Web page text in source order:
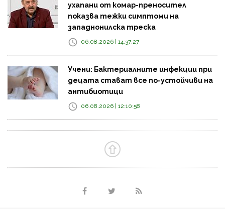
ухапани от комар-преносител
показва тежки симптоми на
западнонилска треска
06.08.2026 | 14:37:27
Учени: Бактериалните инфекции при
децата стават все по-устойчиви на
антибиотици
06.08.2026 | 12:10:58